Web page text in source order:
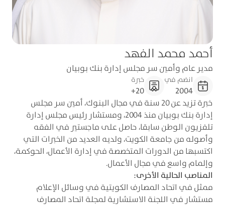
أحمد محمد الفهد
مدير عام وأمين سر مجلس إدارة بنك بوبيان
انضم في
2004
خبرة
20+
خبرة تزيد عن 20 سنة في مجال البنوك، أمين سر مجلس
إدارة بنك بوبيان منذ 2004، ومستشار رئيس مجلس إدارة
تلفزيون الوطن سابقا، حاصل على ماجستير في الفقه
وأصوله من جامعة الكويت، ولديه العديد من الخبرات التي
اكتسبها من الدورات المتخصصة في إدارة الأعمال، الحوكمة،
وإلمام واسع في مجال الأعمال.
المناصب الحالية الأخرى:
ممثل في اتحاد المصارف الكويتية في وسائل الإعلام
مستشار في اللجنة الاستشارية لمجلة اتحاد المصارف